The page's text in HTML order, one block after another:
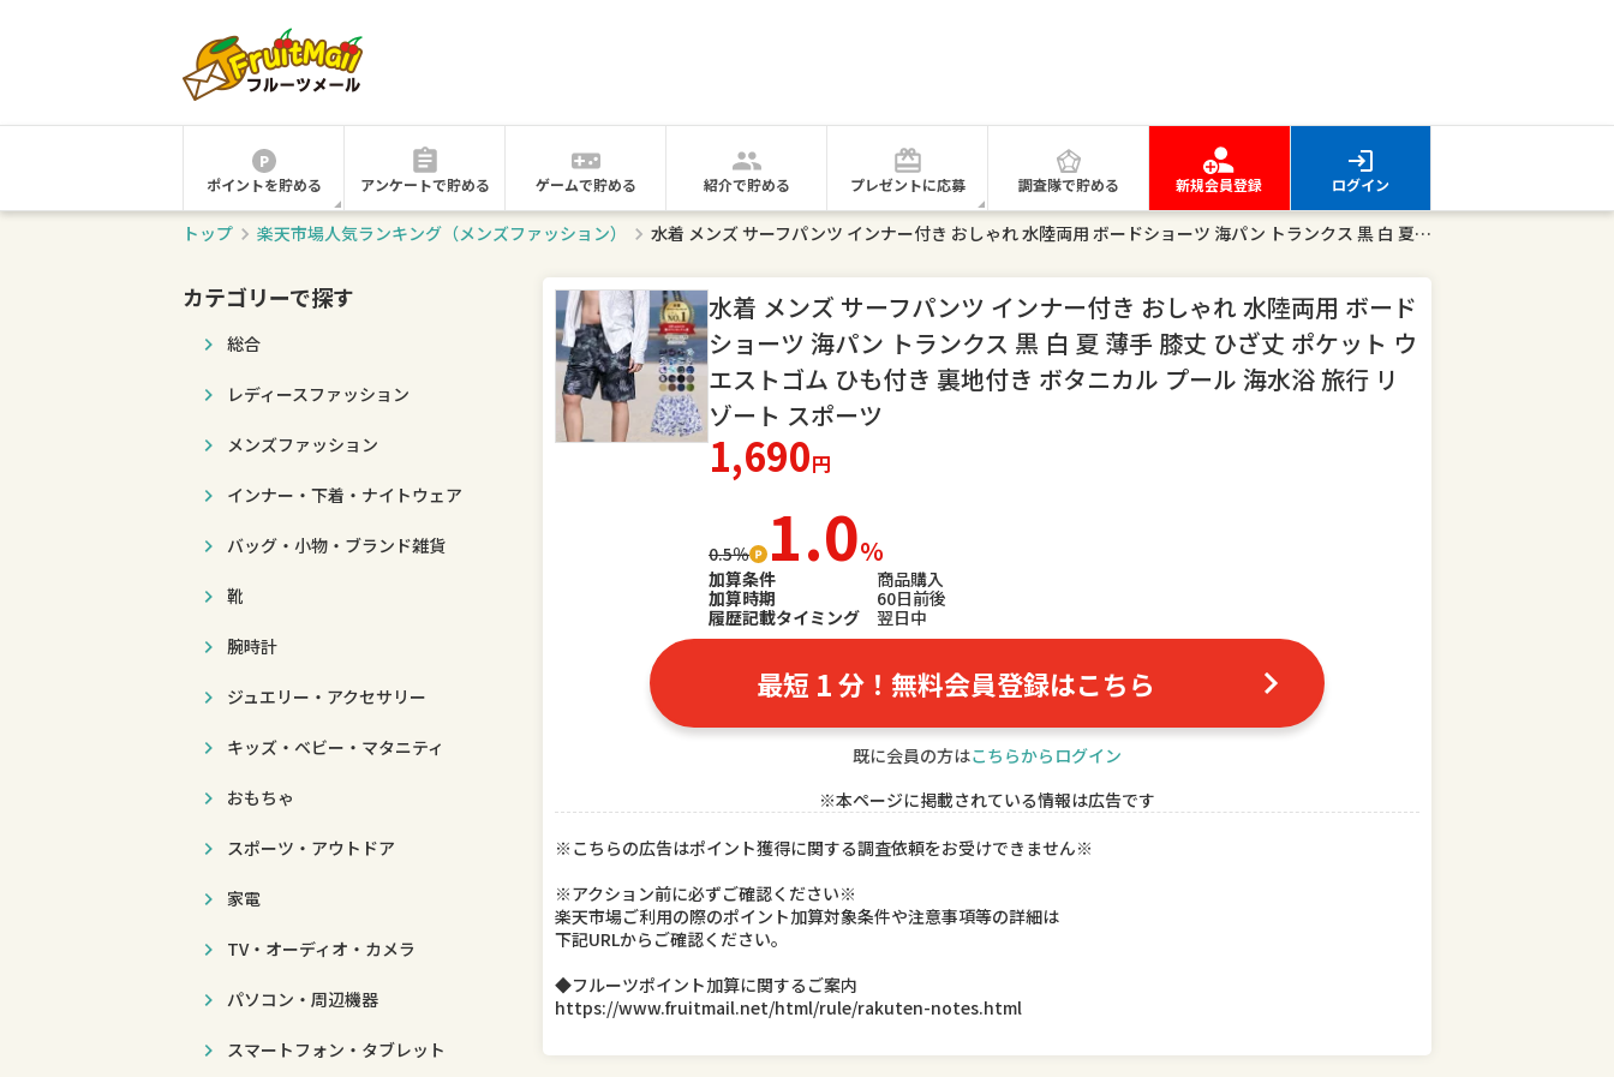
ポイントを貯める アンケートで貯める ゲームで貯める 紹介で貯める プレゼントに応募 調査隊で貯める 新規会員登録 ログイン
トップ 楽天市場人気ランキング（メンズファッション） 水着 メンズ サーフパンツ インナー付き おしゃれ 水陸両用 ボードショーツ 海パン トランクス 黒 白 夏 薄手 膝丈 ひざ丈 ポケット ウエストゴム ひも付き 裏地付き ボタニカル プール 海水浴 旅行 リゾート スポーツ
カテゴリーで探す
総合
レディースファッション
メンズファッション
インナー・下着・ナイトウェア
バッグ・小物・ブランド雑貨
靴
腕時計
ジュエリー・アクセサリー
キッズ・ベビー・マタニティ
おもちゃ
スポーツ・アウトドア
家電
TV・オーディオ・カメラ
パソコン・周辺機器
スマートフォン・タブレット
水着 メンズ サーフパンツ インナー付き おしゃれ 水陸両用 ボード
ショーツ 海パン トランクス 黒 白 夏 薄手 膝丈 ひざ丈 ポケット ウ
エストゴム ひも付き 裏地付き ボタニカル プール 海水浴 旅行 リ
ゾート スポーツ
1,690円
0.5％ 1.0％
加算条件
商品購入
加算時期
60日前後
履歴記載タイミング
翌日中
最短 1分！無料会員登録はこちら
既に会員の方はこちらからログイン
※本ページに掲載されている情報は広告です
※こちらの広告はポイント獲得に関する調査依頼をお受けできません※
※アクション前に必ずご確認ください※
楽天市場ご利用の際のポイント加算対象条件や注意事項等の詳細は
下記URLからご確認ください。
◆フルーツポイント加算に関するご案内
https://www.fruitmail.net/html/rule/rakuten-notes.html